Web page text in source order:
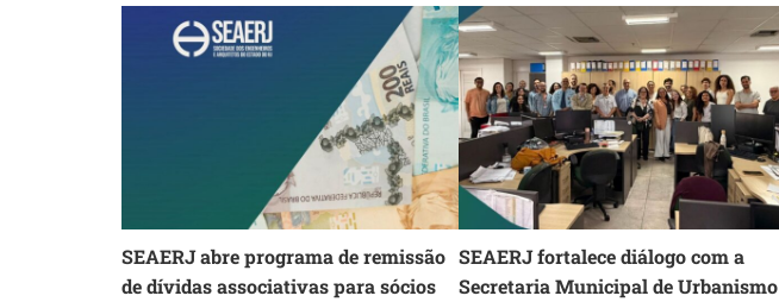
SEAERJ abre programa de remissão
de dívidas associativas para sócios
SEAERJ fortalece diálogo com a
Secretaria Municipal de Urbanismo